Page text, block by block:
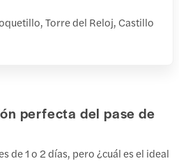
Torre del Reloj, Castillo
perfecta del pase de
de 1 o 2 días, pero ¿cuál es el ideal